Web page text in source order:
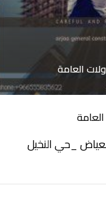
العامة
العياض _حي النخيل